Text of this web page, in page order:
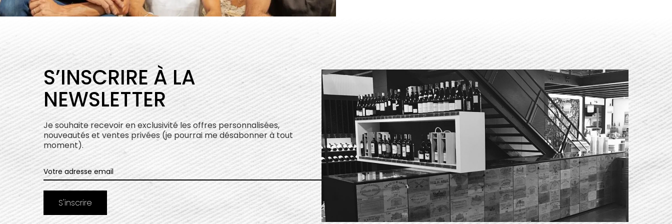
S’INSCRIRE À LA
NEWSLETTER
Je souhaite recevoir en exclusivité les offres personnalisées,
nouveautés et ventes privées (je pourrai me désabonner à tout
moment).